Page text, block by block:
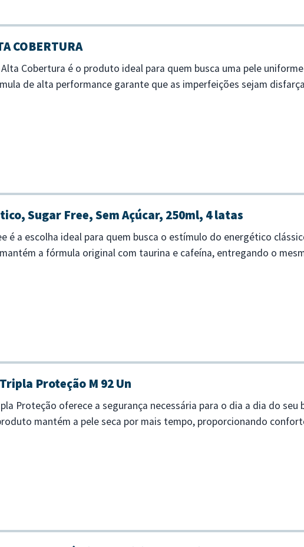
COBERTURA
Cobertura é o produto ideal para quem busca uma pele
de alta performance garante que as imperfeições sejam
Sugar Free, Sem Açúcar, 250ml, 4 latas
é a escolha ideal para quem busca o estímulo do energético
a fórmula original com taurina e cafeína, entregando o
Proteção M 92 Un
Proteção oferece a segurança necessária para o dia a dia do seu
mantém a pele seca por mais tempo, proporcionando